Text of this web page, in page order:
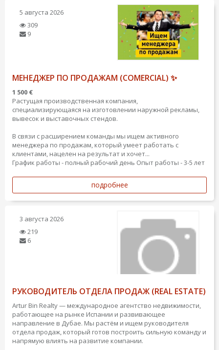
5 августа 2026
309
9
МЕНЕДЖЕР ПО ПРОДАЖАМ (COMERCIAL) ✨
1 500 €
Растущая производственная компания,
специализирующаяся на изготовлении наружной рекламы,
вывесок и выставочных стендов.
В связи с расширением команды мы ищем активного
менеджера по продажам, который умеет работать с
клиентами, нацелен на результат и хочет...
График работы - полный рабочий день Опыт работы - 3-5 лет
подробнее
3 августа 2026
219
6
РУКОВОДИТЕЛЬ ОТДЕЛА ПРОДАЖ (REAL ESTATE)
Artur Bin Realty — международное агентство недвижимости,
работающее на рынке Испании и развивающее
направление в Дубае. Мы растём и ищем руководителя
отдела продаж, который готов построить сильную команду и
напрямую влиять на развитие компании.